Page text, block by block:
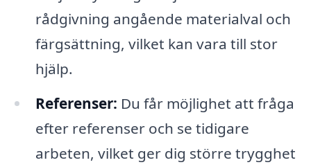
rådgivning angående materialval och
färgsättning, vilket kan vara till stor
hjälp.
Referenser: Du får möjlighet att fråga
efter referenser och se tidigare
arbeten, vilket ger dig större trygghet